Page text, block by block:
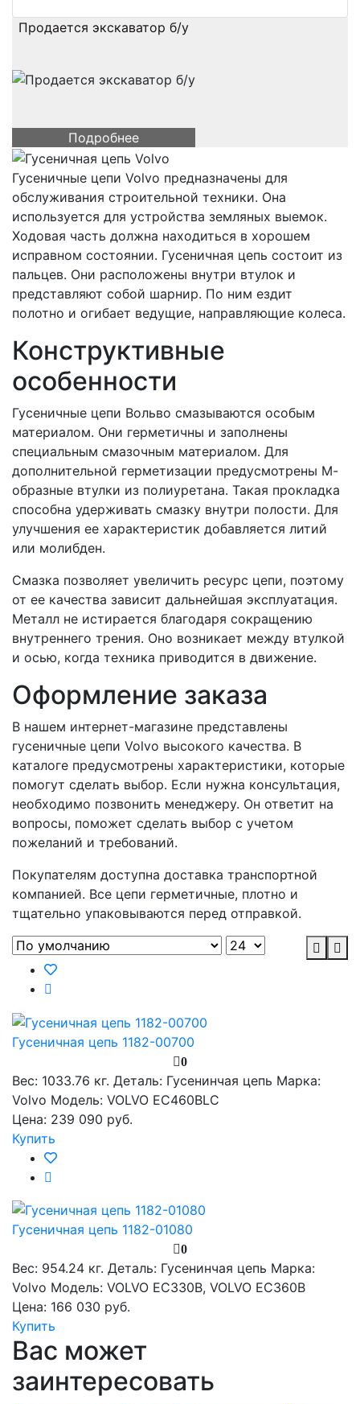
Продается экскаватор б/у
Подробнее
Гусеничные цепи Volvo предназначены для
обслуживания строительной техники. Она
используется для устройства земляных выемок.
Ходовая часть должна находиться в хорошем
исправном состоянии. Гусеничная цепь состоит из
пальцев. Они расположены внутри втулок и
представляют собой шарнир. По ним ездит
полотно и огибает ведущие, направляющие колеса.
Конструктивные
особенности
Гусеничные цепи Вольво смазываются особым
материалом. Они герметичны и заполнены
специальным смазочным материалом. Для
дополнительной герметизации предусмотрены М-
образные втулки из полиуретана. Такая прокладка
способна удерживать смазку внутри полости. Для
улучшения ее характеристик добавляется литий
или молибден.
Смазка позволяет увеличить ресурс цепи, поэтому
от ее качества зависит дальнейшая эксплуатация.
Металл не истирается благодаря сокращению
внутреннего трения. Оно возникает между втулкой
и осью, когда техника приводится в движение.
Оформление заказа
В нашем интернет-магазине представлены
гусеничные цепи Volvo высокого качества. В
каталоге предусмотрены характеристики, которые
помогут сделать выбор. Если нужна консультация,
необходимо позвонить менеджеру. Он ответит на
вопросы, поможет сделать выбор с учетом
пожеланий и требований.
Покупателям доступна доставка транспортной
компанией. Все цепи герметичные, плотно и
тщательно упаковываются перед отправкой.
Гусеничная цепь 1182-00700
0
Вес: 1033.76 кг. Деталь: Гусенинчая цепь Марка:
Volvo Модель: VOLVO EC460BLC
Цена: 239 090 руб.
Купить
Гусеничная цепь 1182-01080
0
Вес: 954.24 кг. Деталь: Гусенинчая цепь Марка:
Volvo Модель: VOLVO EC330B, VOLVO EC360B
Цена: 166 030 руб.
Купить
Вас может
заинтересовать